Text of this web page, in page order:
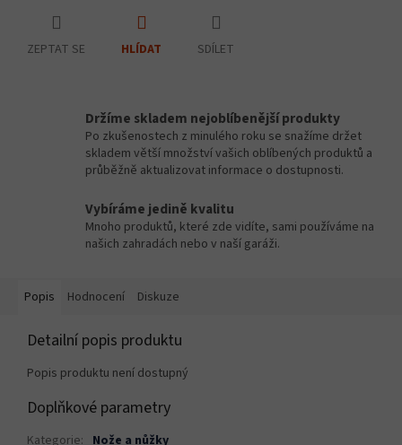
ZEPTAT SE HLÍDAT SDÍLET
Držíme skladem nejoblíbenější produkty
Po zkušenostech z minulého roku se snažíme držet
skladem větší množství vašich oblíbených produktů a
průběžně aktualizovat informace o dostupnosti.
Vybíráme jedině kvalitu
Mnoho produktů, které zde vidíte, sami používáme na
našich zahradách nebo v naší garáži.
Popis Hodnocení Diskuze
Detailní popis produktu
Popis produktu není dostupný
Doplňkové parametry
Kategorie: Nože a nůžky